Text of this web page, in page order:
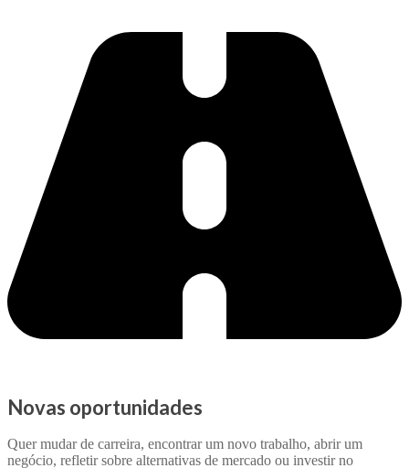
Novas oportunidades
Quer mudar de carreira, encontrar um novo trabalho, abrir um
negócio, refletir sobre alternativas de mercado ou investir no